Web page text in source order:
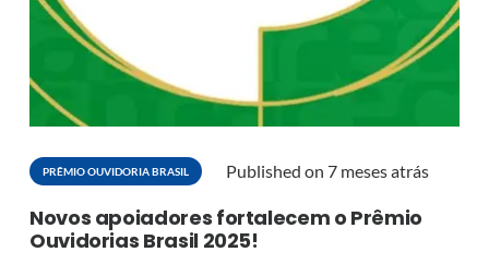
PRÊMIO OUVIDORIA BRASIL Published on 7 meses atrás
Novos apoiadores fortalecem o Prêmio
Ouvidorias Brasil 2025!